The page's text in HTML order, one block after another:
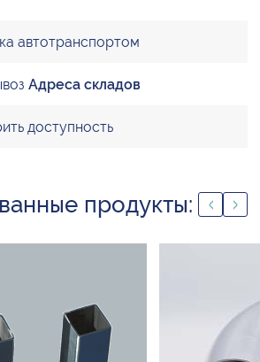
автотранспортом
Адреса складов
доступность
продукты: